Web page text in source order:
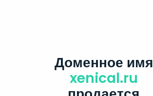
Доменное имя
xenical.ru